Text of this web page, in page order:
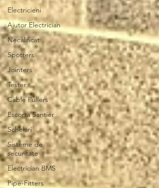
Electricieni
Ajutor Electrician
Necalificat
Spotters
Jointers
Tester
Cable Pullers
Escorta Santier
Schelari
Sisteme de
securitate
Electrician BMS
Pipe-Fitters